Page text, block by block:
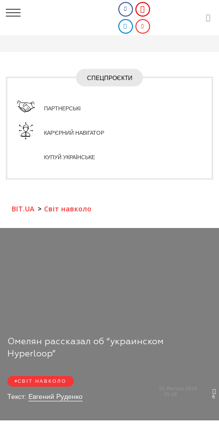
СПЕЦПРОЄКТИ
ПАРТНЕРСЬКІ
КАР'ЄРНИЙ НАВІГАТОР
КУПУЙ УКРАЇНСЬКЕ
BIT.UA Світ навколо
Омелян рассказал об “украинском
Hyperloop”
СВІТ НАВКОЛО
Текст: Евгений Руденко
22 Лютого 2018
15:29
6